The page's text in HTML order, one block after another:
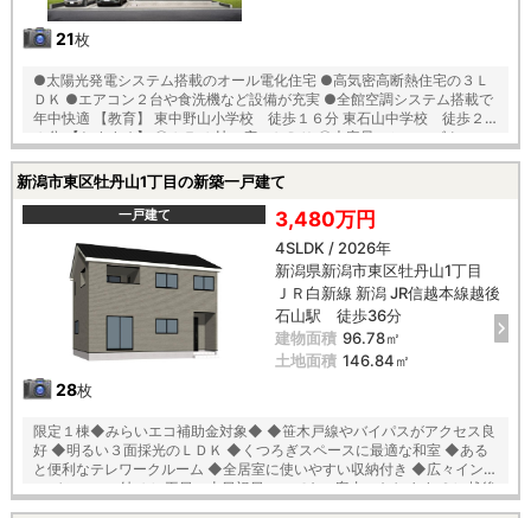
21枚
●太陽光発電システム搭載のオール電化住宅 ●高気密高断熱住宅の３Ｌ
ＤＫ ●エアコン２台や食洗機など設備が充実 ●全館空調システム搭載で
年中快適 【教育】 東中野山小学校 徒歩１６分 東石山中学校 徒歩２
１分 【おすすめ】 〇１７.１帖の広々ＬＤＫ 〇大容量のシューズクロー
も荷物の受け取り可能な宅配ボックス付 〇オール電化で日々の光熱費も
節約！
新潟市東区牡丹山1丁目の新築一戸建て
一戸建て
28枚
3,480万円
4SLDK / 2026年
新潟県新潟市東区牡丹山1丁目
ＪＲ白新線 新潟 JR信越本線越後
石山駅 徒歩36分
建物面積 96.78㎡
土地面積 146.84㎡
限定１棟◆みらいエコ補助金対象◆ ◆笹木戸線やバイパスがアクセス良
好 ◆明るい３面採光のＬＤＫ ◆くつろぎスペースに最適な和室 ◆ある
と便利なテレワークルーム ◆全居室に使いやすい収納付き ◆広々インナ
ーバルコニー付 １）平日、土日祝日いつでもご案内いたします ２）越後